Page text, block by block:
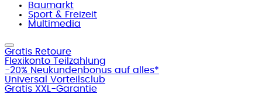
Baumarkt
Sport & Freizeit
Multimedia
Gratis Retoure
Flexikonto Teilzahlung
-20% Neukundenbonus auf alles*
Universal Vorteilsclub
Gratis XXL-Garantie